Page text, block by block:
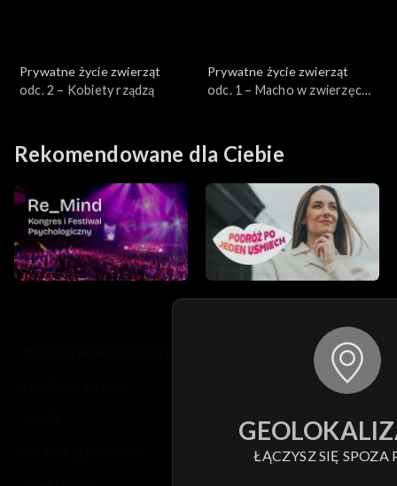
Prywatne życie zwierząt
odc. 2 – Kobiety rządzą
Prywatne życie zwierząt
odc. 1 – Macho w zwierzęcej
Rekomendowane dla Ciebie
ŁĄCZYSZ SIĘ SPOZA